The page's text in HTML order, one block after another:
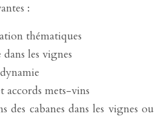
:
thématiques
dans les vignes
accords mets-vins
des cabanes dans les vignes ou